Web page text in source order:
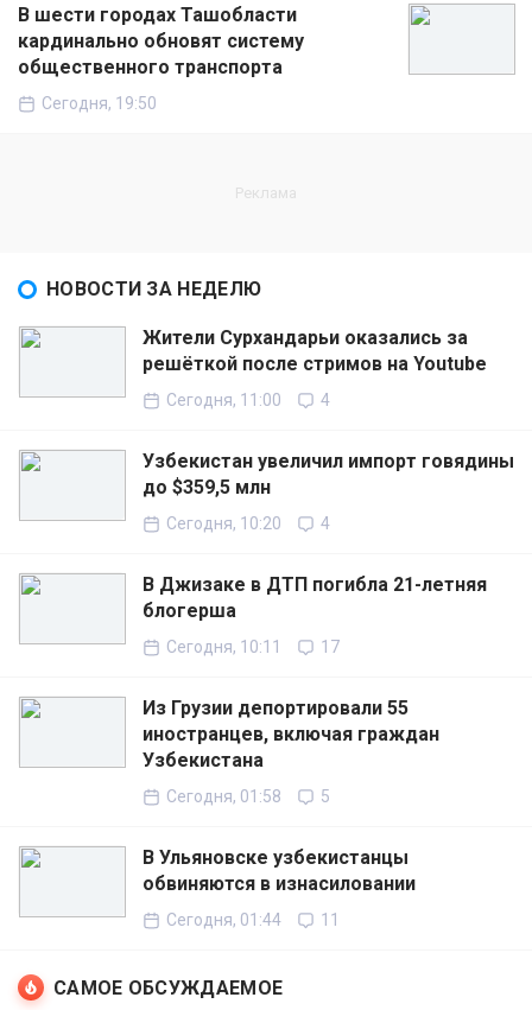
В шести городах Ташобласти
кардинально обновят систему
общественного транспорта
Сегодня, 19:50
НОВОСТИ ЗА НЕДЕЛЮ
Жители Сурхандарьи оказались за
решёткой после стримов на Youtube
Сегодня, 11:00 4
Узбекистан увеличил импорт говядины
до $359,5 млн
Сегодня, 10:20 4
В Джизаке в ДТП погибла 21-летняя
блогерша
Сегодня, 10:11 17
Из Грузии депортировали 55
иностранцев, включая граждан
Узбекистана
Сегодня, 01:58 5
В Ульяновске узбекистанцы
обвиняются в изнасиловании
Сегодня, 01:44 11
САМОЕ ОБСУЖДАЕМОЕ